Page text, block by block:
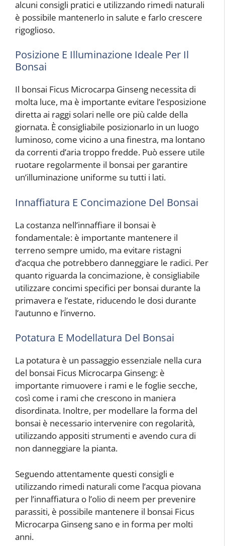
alcuni consigli pratici e utilizzando rimedi naturali
è possibile mantenerlo in salute e farlo crescere
rigoglioso.
Posizione E Illuminazione Ideale Per Il
Bonsai
Il bonsai Ficus Microcarpa Ginseng necessita di
molta luce, ma è importante evitare l’esposizione
diretta ai raggi solari nelle ore più calde della
giornata. È consigliabile posizionarlo in un luogo
luminoso, come vicino a una finestra, ma lontano
da correnti d’aria troppo fredde. Può essere utile
ruotare regolarmente il bonsai per garantire
un’illuminazione uniforme su tutti i lati.
Innaffiatura E Concimazione Del Bonsai
La costanza nell’innaffiare il bonsai è
fondamentale: è importante mantenere il
terreno sempre umido, ma evitare ristagni
d’acqua che potrebbero danneggiare le radici. Per
quanto riguarda la concimazione, è consigliabile
utilizzare concimi specifici per bonsai durante la
primavera e l’estate, riducendo le dosi durante
l’autunno e l’inverno.
Potatura E Modellatura Del Bonsai
La potatura è un passaggio essenziale nella cura
del bonsai Ficus Microcarpa Ginseng: è
importante rimuovere i rami e le foglie secche,
così come i rami che crescono in maniera
disordinata. Inoltre, per modellare la forma del
bonsai è necessario intervenire con regolarità,
utilizzando appositi strumenti e avendo cura di
non danneggiare la pianta.
Seguendo attentamente questi consigli e
utilizzando rimedi naturali come l’acqua piovana
per l’innaffiatura o l’olio di neem per prevenire
parassiti, è possibile mantenere il bonsai Ficus
Microcarpa Ginseng sano e in forma per molti
anni.